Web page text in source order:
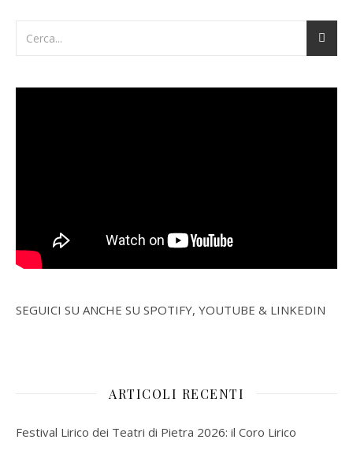
SEGUICI SU ANCHE SU SPOTIFY, YOUTUBE & LINKEDIN
ARTICOLI RECENTI
Festival Lirico dei Teatri di Pietra 2026: il Coro Lirico